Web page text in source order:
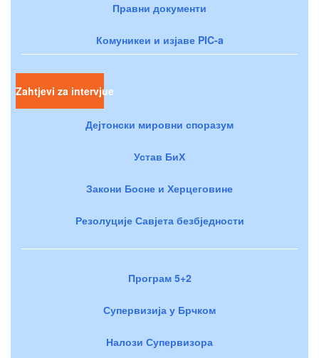
Правни документи
Комуникеи и изјаве PIC-a
Zahtjevi za intervjue
Дејтонски мировни споразум
Устав БиХ
Закони Босне и Херцеговине
Резолуције Савјета безбједности
Програм 5+2
Супервизија у Брчком
Налози Супервизора